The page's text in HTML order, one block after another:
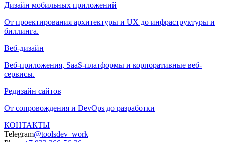
Дизайн мобильных приложений
От проектирования архитектуры и UX до инфраструктуры и
биллинга.
Веб-дизайн
Веб-приложения, SaaS-платформы и корпоративные веб-
сервисы.
Редизайн сайтов
От сопровождения и DevOps до разработки
КОНТАКТЫ
Telegram@toolsdev_work